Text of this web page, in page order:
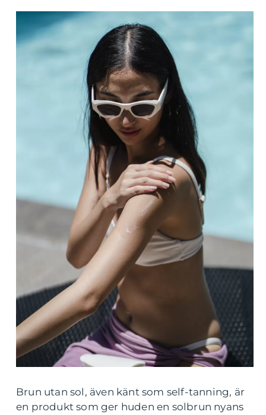
Brun utan sol, även känt som self-tanning, är
en produkt som ger huden en solbrun nyans